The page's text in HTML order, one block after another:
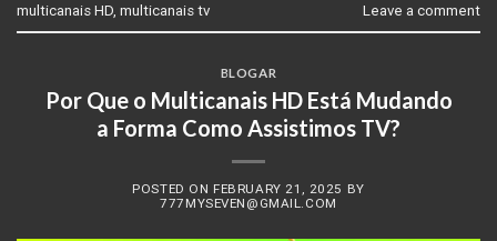
multicanais HD multicanais tv Leave a comment
BLOGAR
Por Que o Multicanais HD Está Mudando
a Forma Como Assistimos TV?
POSTED ON FEBRUARY 21, 2025 BY
777MYSEVEN@GMAIL.COM